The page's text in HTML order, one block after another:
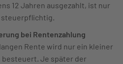
12 Jahren ausgezahlt, ist nur
steuerpflichtig.
bei Rentenzahlung
Rente wird nur ein kleiner
besteuert. Je später der